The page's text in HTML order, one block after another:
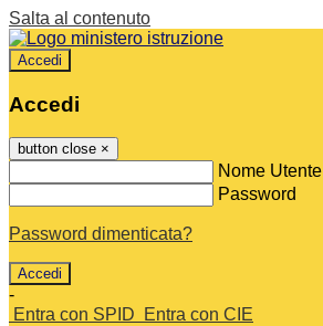
Salta al contenuto
Accedi
Accedi
button close ×
Nome Utente
Password
Password dimenticata?
-
Entra con SPID
Entra con CIE